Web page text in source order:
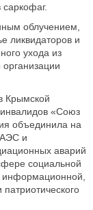
облучением,
ликвидаторов и
ухода из
Крымской
«Союз
объединила на
и
аварий
социальной
информационной,